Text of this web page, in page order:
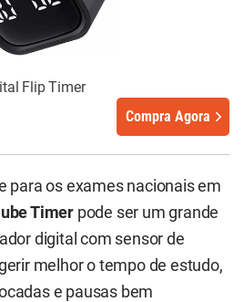
Flip Timer
Compra Agora
para os exames nacionais em
Timer pode ser um grande
digital com sensor de
melhor o tempo de estudo,
e pausas bem